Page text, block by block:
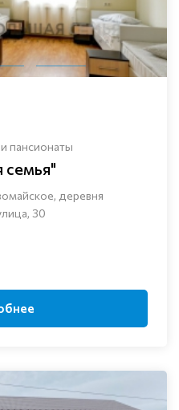
пансионаты
семья"
деревня
30